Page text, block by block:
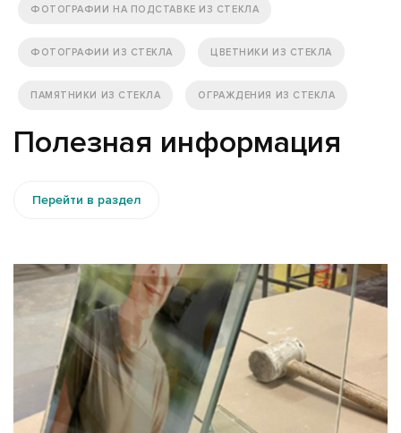
ФОТОГРАФИИ НА ПОДСТАВКЕ ИЗ СТЕКЛА
ФОТОГРАФИИ ИЗ СТЕКЛА ЦВЕТНИКИ ИЗ СТЕКЛА
ПАМЯТНИКИ ИЗ СТЕКЛА ОГРАЖДЕНИЯ ИЗ СТЕКЛА
Полезная информация
Перейти в раздел